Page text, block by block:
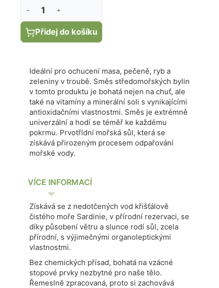
− +
Přidej do košíku
Ideální pro ochucení masa, pečeně, ryb a
zeleniny v troubě. Směs středomořských bylin
v tomto produktu je bohatá nejen na chuť, ale
také na vitamíny a minerální soli s vynikajícími
antioxidačními vlastnostmi. Směs je extrémně
univerzální a hodí se téměř ke každému
pokrmu. Prvotřídní mořská sůl, která se
získává přirozeným procesem odpařování
mořské vody.
VÍCE INFORMACÍ
Získává se z nedotčených vod křišťálově
čistého moře Sardinie, v přírodní rezervaci, se
díky působení větru a slunce rodí sůl, zcela
přírodní, s výjimečnými organoleptickými
vlastnostmi.
Bez chemických přísad, bohatá na vzácné
stopové prvky nezbytné pro naše tělo.
Řemeslně zpracovaná, proto si zachovává